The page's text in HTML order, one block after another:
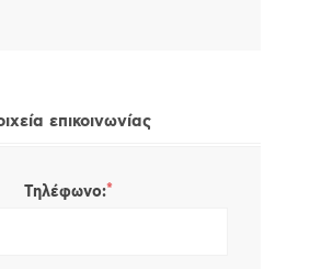
επικοινωνίας
Τηλέφωνο:*